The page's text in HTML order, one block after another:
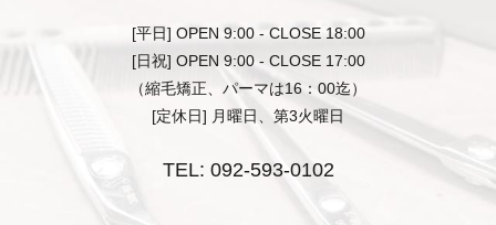
[平日] OPEN 9:00 - CLOSE 18:00
[日祝] OPEN 9:00 - CLOSE 17:00
（縮毛矯正、パーマは16：00迄）
[定休日] 月曜日、第3火曜日
TEL: 092-593-0102